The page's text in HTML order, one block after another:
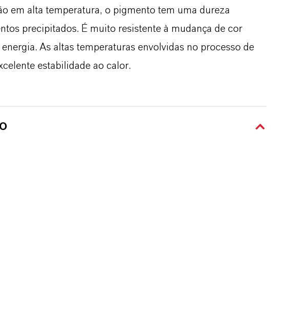
em alta temperatura, o pigmento tem uma dureza
precipitados. É muito resistente à mudança de cor
As altas temperaturas envolvidas no processo de
estabilidade ao calor.